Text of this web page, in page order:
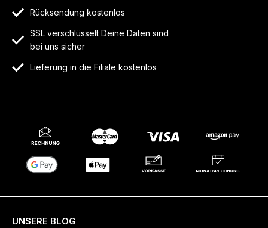
Rücksendung kostenlos
SSL verschlüsselt Deine Daten sind
bei uns sicher
Lieferung in die Filiale kostenlos
UNSERE BLOG